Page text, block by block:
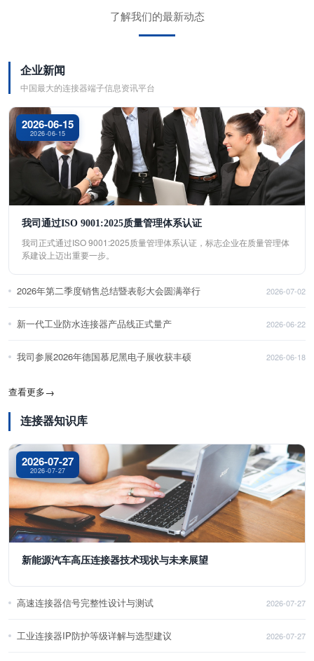
了解我们的最新动态
企业新闻
中国最大的连接器端子信息资讯平台
2026-06-15
2026-06-15
我司通过ISO 9001:2025质量管理体系认证
我司正式通过ISO 9001:2025质量管理体系认证，标志企业在质量管理体
系建设上迈出重要一步。
2026年第二季度销售总结暨表彰大会圆满举行 2026-07-02
新一代工业防水连接器产品线正式量产 2026-06-22
我司参展2026年德国慕尼黑电子展收获丰硕 2026-06-18
查看更多→
连接器知识库
2026-07-27
2026-07-27
新能源汽车高压连接器技术现状与未来展望
高速连接器信号完整性设计与测试 2026-07-27
工业连接器IP防护等级详解与选型建议 2026-07-27